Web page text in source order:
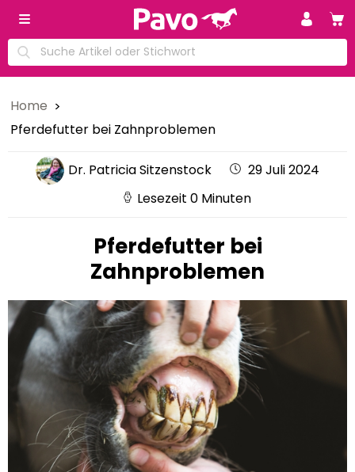
Home
Pferdefutter bei Zahnproblemen
Dr. Patricia Sitzenstock
29 Juli 2024
Lesezeit 0 Minuten
Pferdefutter bei
Zahnproblemen